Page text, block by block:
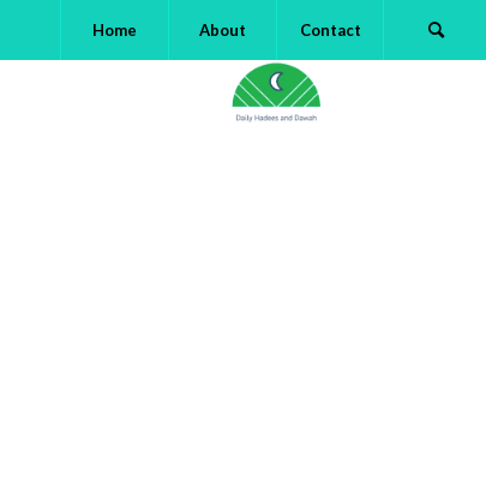
Home About Contact